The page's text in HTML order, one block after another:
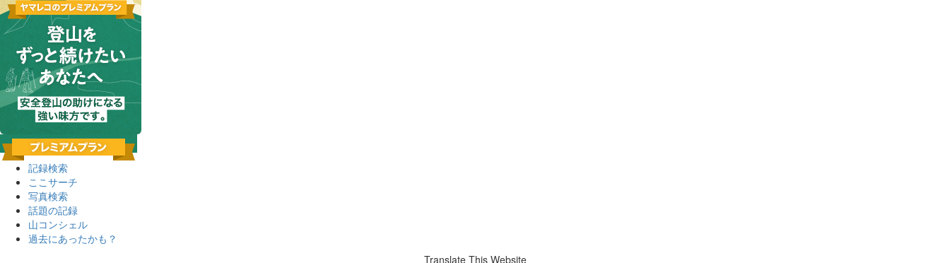
記録検索
ここサーチ
写真検索
話題の記録
山コンシェル
過去にあったかも？
Translate This Website